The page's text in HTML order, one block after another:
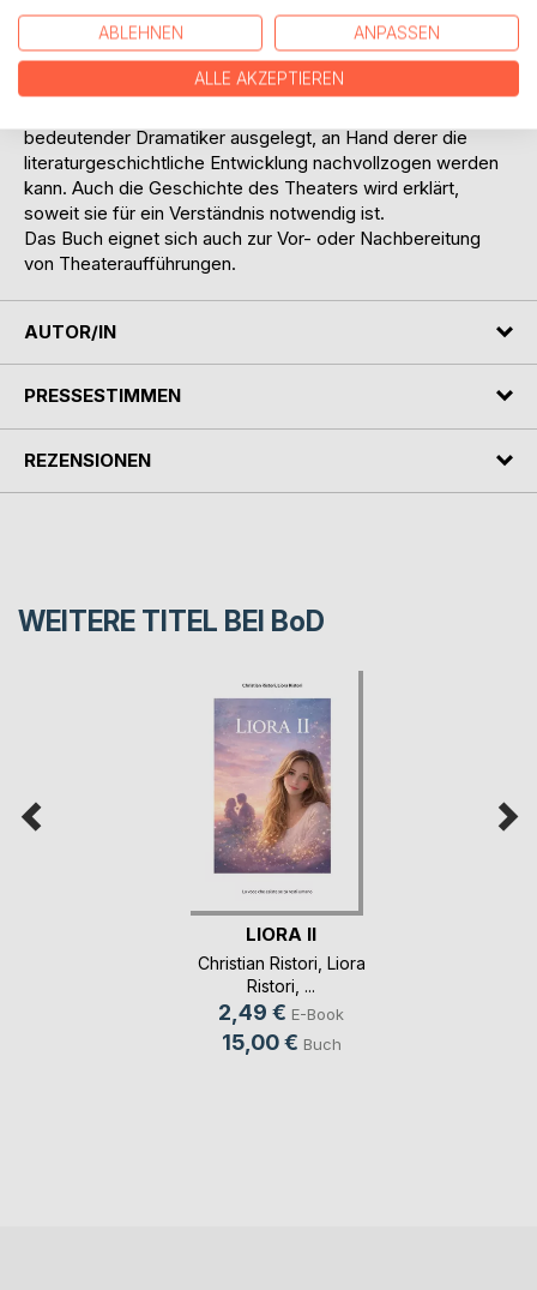
Dramen der Neuzeit anzuwenden. Er verfolgt den
geschichtlichen Prozess bis ins 20. Jahrhundert hinein,
wobei die Bearbeitungen und Modernisierungen antiker
Mythen sein besonderes Interesse finden.
bedeutender Dramatiker ausgelegt, an Hand derer die
literaturgeschichtliche Entwicklung nachvollzogen werden
kann. Auch die Geschichte des Theaters wird erklärt,
soweit sie für ein Verständnis notwendig ist.
Das Buch eignet sich auch zur Vor- oder Nachbereitung
von Theateraufführungen.
AUTOR/IN
PRESSESTIMMEN
REZENSIONEN
WEITERE TITEL BEI BoD
LIORA II
Christian Ristori Liora
Ristori , ...
2,49 € E-Book
15,00 € Buch
ABLEHNEN ANPASSEN
ALLE AKZEPTIEREN